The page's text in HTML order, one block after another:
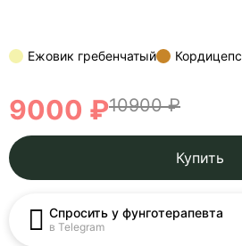
Ежовик гребенчатый Кордицепс
9000 ₽10900 ₽
Купить
Спросить у фунготерапевта
в Telegram